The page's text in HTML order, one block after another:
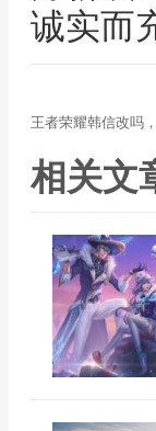
诚实而
王者荣耀韩信改吗
相关文